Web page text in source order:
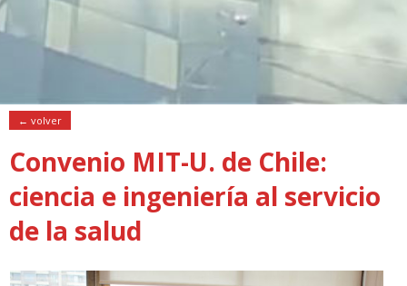
← volver
Convenio MIT-U. de Chile:
ciencia e ingeniería al servicio
de la salud